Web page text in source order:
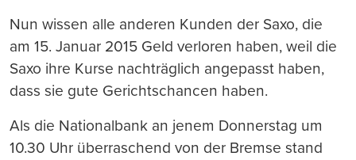
Nun wissen alle anderen Kunden der Saxo, die
am 15. Januar 2015 Geld verloren haben, weil die
Saxo ihre Kurse nachträglich angepasst haben,
dass sie gute Gerichtschancen haben.
Als die Nationalbank an jenem Donnerstag um
10.30 Uhr überraschend von der Bremse stand